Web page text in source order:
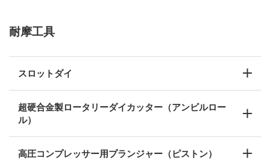
耐摩工具
スロットダイ
超硬合金製ロータリーダイカッター（アンビルロー
ル）
高圧コンプレッサー用プランジャー（ピストン）